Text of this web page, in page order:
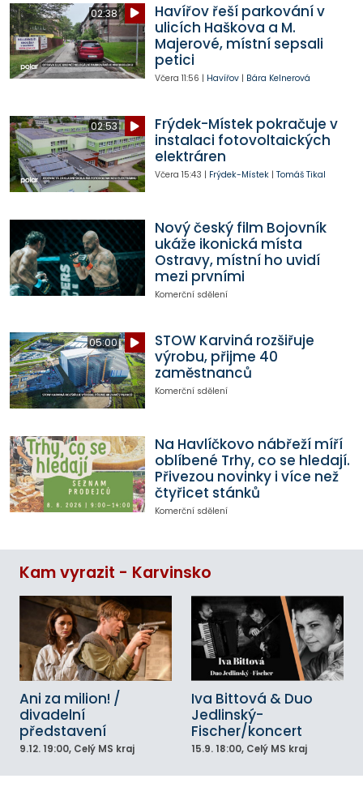
02:38
Havířov řeší parkování v
ulicích Haškova a M.
Majerové, místní sepsali
petici
Včera 11:56 | Havířov| Bára Kelnerová
02:53
Frýdek-Místek pokračuje v
instalaci fotovoltaických
elektráren
Včera 15:43 | Frýdek-Místek| Tomáš Tikal
Nový český film Bojovník
ukáže ikonická místa
Ostravy, místní ho uvidí
mezi prvními
Komerční sdělení
05:00
STOW Karviná rozšiřuje
výrobu, přijme 40
zaměstnanců
Komerční sdělení
Na Havlíčkovo nábřeží míří
oblíbené Trhy, co se hledají.
Přivezou novinky i více než
čtyřicet stánků
Komerční sdělení
Kam vyrazit - Karvinsko
Ani za milion! /
divadelní
představení
9.12. 19:00, Celý MS kraj
Iva Bittová & Duo
Jedlinský-
Fischer/koncert
15.9. 18:00, Celý MS kraj